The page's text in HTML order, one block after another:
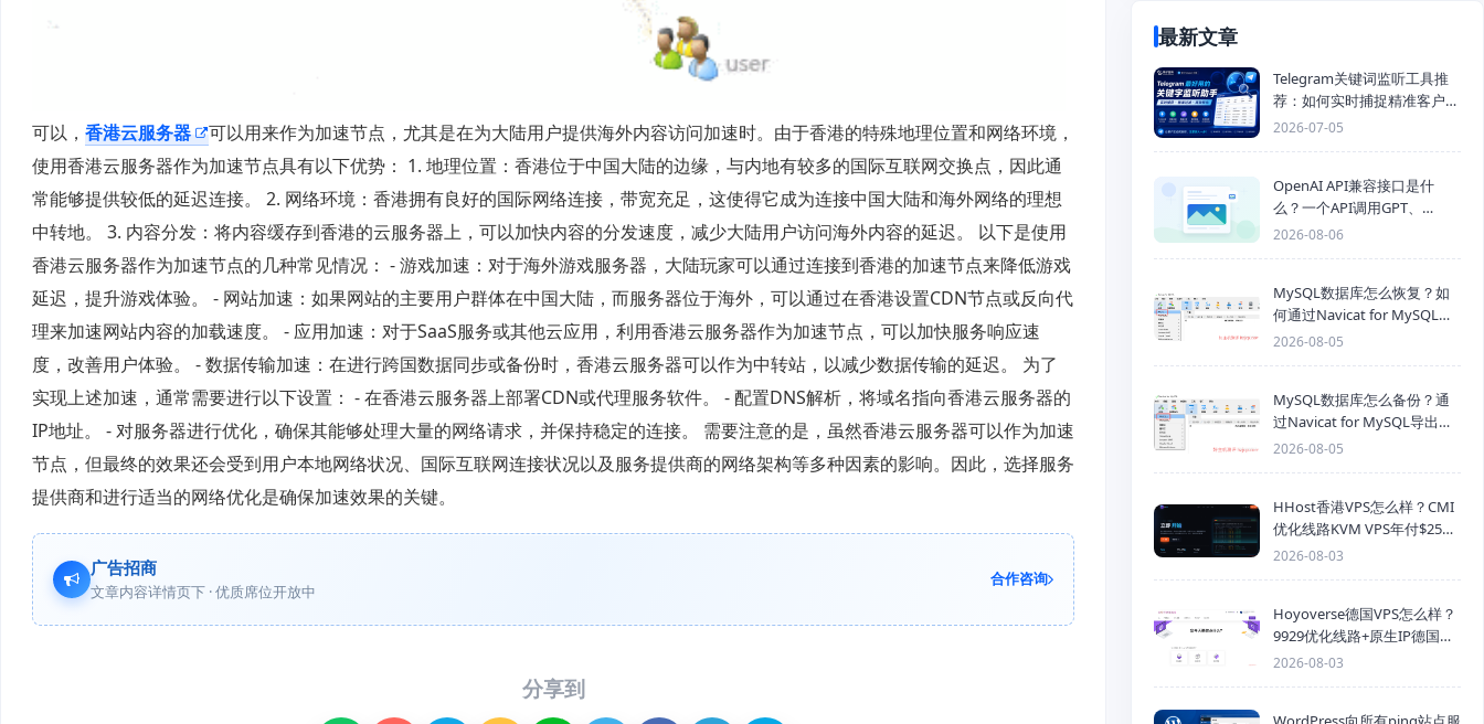
可以， 香港云服务器
可以用来作为加速节点，尤其是在为大陆用户提供海外内容访问加速时。由于香港的特殊地理位置和网络环境，
使用香港云服务器作为加速节点具有以下优势： 1. 地理位置：香港位于中国大陆的边缘，与内地有较多的国际互联网交换点，因此通
常能够提供较低的延迟连接。 2. 网络环境：香港拥有良好的国际网络连接，带宽充足，这使得它成为连接中国大陆和海外网络的理想
中转地。 3. 内容分发：将内容缓存到香港的云服务器上，可以加快内容的分发速度，减少大陆用户访问海外内容的延迟。 以下是使用
香港云服务器作为加速节点的几种常见情况： - 游戏加速：对于海外游戏服务器，大陆玩家可以通过连接到香港的加速节点来降低游戏
延迟，提升游戏体验。 - 网站加速：如果网站的主要用户群体在中国大陆，而服务器位于海外，可以通过在香港设置CDN节点或反向代
理来加速网站内容的加载速度。 - 应用加速：对于SaaS服务或其他云应用，利用香港云服务器作为加速节点，可以加快服务响应速
度，改善用户体验。 - 数据传输加速：在进行跨国数据同步或备份时，香港云服务器可以作为中转站，以减少数据传输的延迟。 为了
实现上述加速，通常需要进行以下设置： - 在香港云服务器上部署CDN或代理服务软件。 - 配置DNS解析，将域名指向香港云服务器的
IP地址。 - 对服务器进行优化，确保其能够处理大量的网络请求，并保持稳定的连接。 需要注意的是，虽然香港云服务器可以作为加速
节点，但最终的效果还会受到用户本地网络状况、国际互联网连接状况以及服务提供商的网络架构等多种因素的影响。因此，选择服务
提供商和进行适当的网络优化是确保加速效果的关键。
广告招商
文章内容详情页下 · 优质席位开放中
合作咨询
分享到
最新文章
Telegram关键词监听工具推
荐：如何实时捕捉精准客户，
提高获客效率？
2026-07-05
OpenAI API兼容接口是什
么？一个API调用GPT、
Claude、Gemini、DeepSeek
2026-08-06
MySQL数据库怎么恢复？如
何通过Navicat for MySQL导
入SQL备份文件
2026-08-05
MySQL数据库怎么备份？通
过Navicat for MySQL导出
Mysql数据库为SQL格式备份
2026-08-05
HHost香港VPS怎么样？CMI
优化线路KVM VPS年付$25
起，4GB内存优惠套餐
2026-08-03
Hoyoverse德国VPS怎么样？
9929优化线路+原生IP德国
KVM VPS推荐
2026-08-03